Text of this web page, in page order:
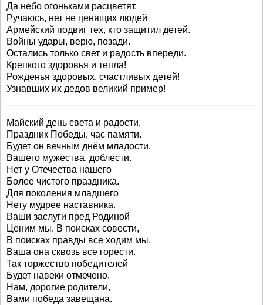
Да небо огоньками расцветят.
Ручаюсь, нет не ценящих людей
Армейский подвиг тех, кто защитил детей.
Войны удары, верю, позади.
Остались только свет и радость впереди.
Крепкого здоровья и тепла!
Рожденья здоровых, счастливых детей!
Узнавших их дедов великий пример!
Майский день света и радости,
Праздник Победы, час памяти.
Будет он вечным днём младости.
Вашего мужества, доблести.
Нет у Отечества нашего
Более чистого праздника.
Для поколения младшего
Нету мудрее наставника.
Ваши заслуги пред Родиной
Ценим мы. В поисках совести,
В поисках правды все ходим мы.
Ваша она сквозь все горести.
Так торжество победителей
Будет навеки отмечено.
Нам, дорогие родители,
Вами победа завещана.